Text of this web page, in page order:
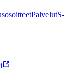
PalvelutS-